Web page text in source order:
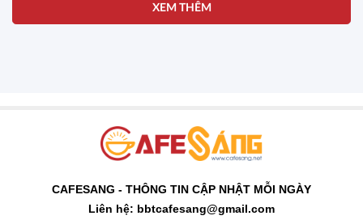
XEM THÊM
CAFESANG - THÔNG TIN CẬP NHẬT MỖI NGÀY
Liên hệ: bbtcafesang@gmail.com